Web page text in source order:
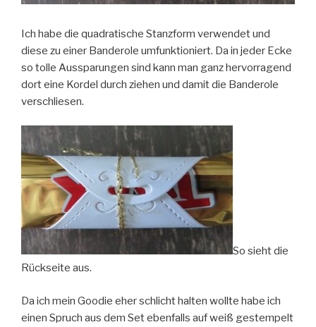
Ich habe die quadratische Stanzform verwendet und
diese zu einer Banderole umfunktioniert. Da in jeder Ecke
so tolle Aussparungen sind kann man ganz hervorragend
dort eine Kordel durch ziehen und damit die Banderole
verschliesen.
So sieht die
Rückseite aus.
Da ich mein Goodie eher schlicht halten wollte habe ich
einen Spruch aus dem Set ebenfalls auf weiß gestempelt